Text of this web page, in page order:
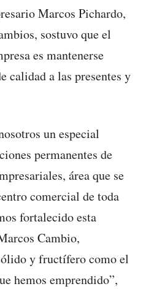
Marcos Pichardo,
sostuvo que el
es mantenerse
calidad a las presentes y
un especial
permanentes de
área que se
comercial de toda
fortalecido esta
Cambio,
y fructífero como el
hemos emprendido”,